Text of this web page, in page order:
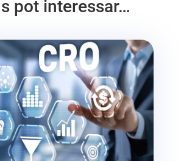
pot interessar…